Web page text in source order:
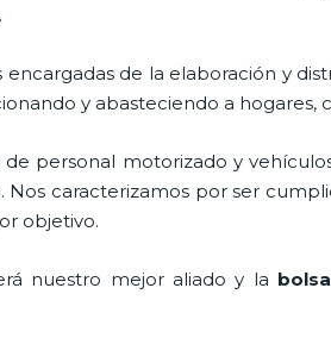
encargadas de la elaboración y
y abasteciendo a hogares,
de personal motorizado y
Nos caracterizamos por ser
objetivo.
nuestro mejor aliado y la